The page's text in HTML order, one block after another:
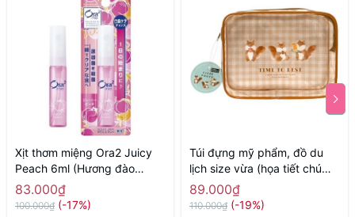
Xịt thơm miệng Ora2 Juicy
Peach 6ml (Hương đào
mọng nước) - Hàng Nhật
chính hãng
83.000₫
100.000₫ (-17%)
Túi đựng mỹ phẩm, đồ du
lịch size vừa (họa tiết chú
sóc) - Hàng Nhật nội địa
89.000₫
110.000₫ (-19%)